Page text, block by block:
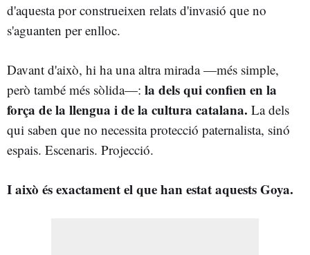
d'aquesta por construeixen relats d'invasió que no
s'aguanten per enlloc.
Davant d'això, hi ha una altra mirada —més simple,
però també més sòlida—: la dels qui confien en la
força de la llengua i de la cultura catalana. La dels
qui saben que no necessita protecció paternalista, sinó
espais. Escenaris. Projecció.
I això és exactament el que han estat aquests Goya.